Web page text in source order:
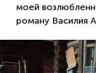
моей
роману Василия